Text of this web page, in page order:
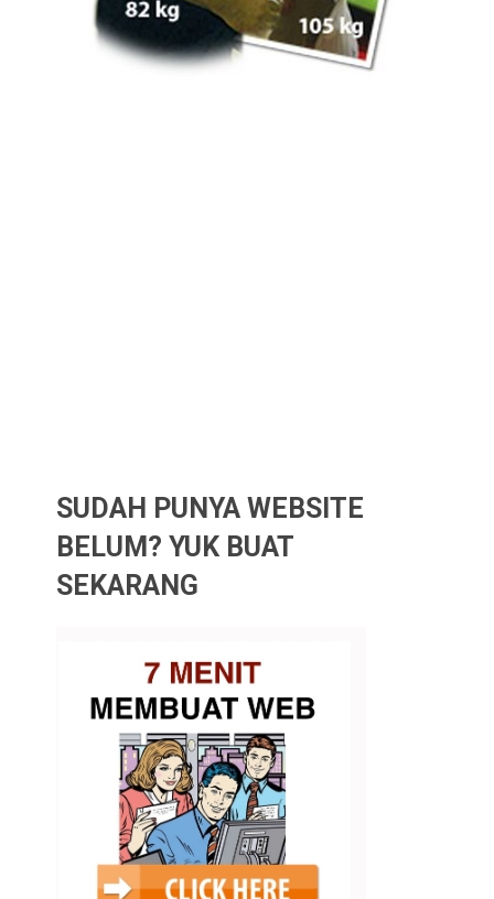
SUDAH PUNYA WEBSITE
BELUM? YUK BUAT
SEKARANG